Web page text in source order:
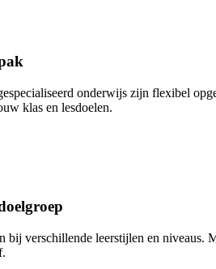
onderwijs zijn flexibel
klas en lesdoelen.
bij verschillende leerstijlen en